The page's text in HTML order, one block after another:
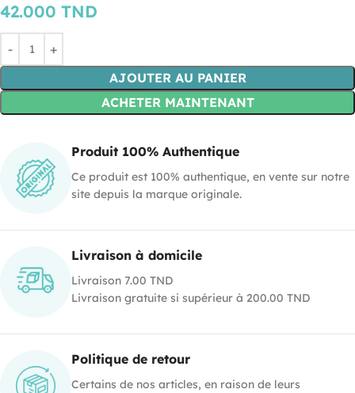
42.000 TND
AJOUTER AU PANIER
ACHETER MAINTENANT
Produit 100% Authentique
Ce produit est 100% authentique, en vente sur notre
site depuis la marque originale.
Livraison à domicile
Livraison 7.00 TND
Livraison gratuite si supérieur à 200.00 TND
Politique de retour
Certains de nos articles, en raison de leurs